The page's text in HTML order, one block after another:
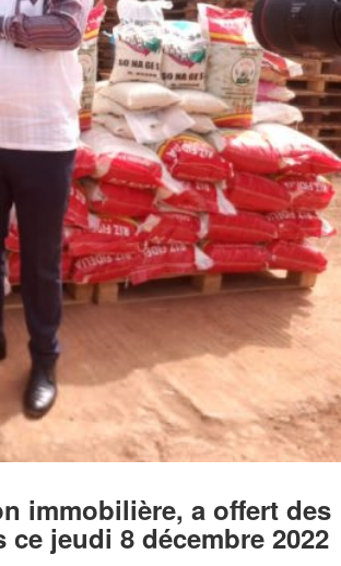
immobilière, a offert des
jeudi 8 décembre 2022